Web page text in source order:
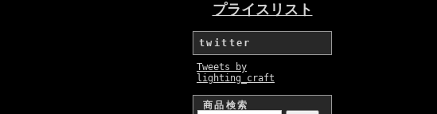
プライスリスト
twitter
Tweets by
lighting_craft
商品検索